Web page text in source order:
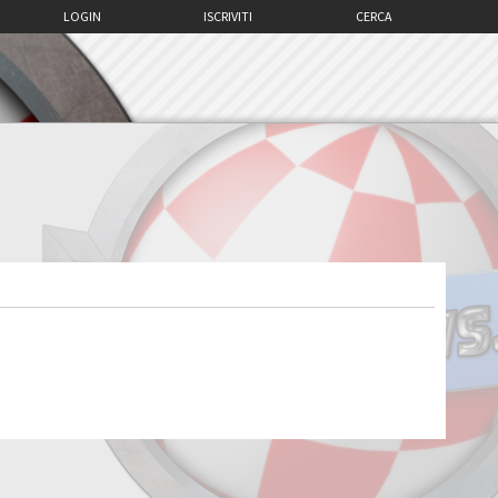
CERCA
ISCRIVITI
LOGIN